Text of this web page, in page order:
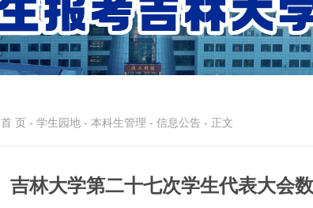
首 页 - 学生园地 - 本科生管理 - 信息公告 - 正文
吉林大学第二十七次学生代表大会